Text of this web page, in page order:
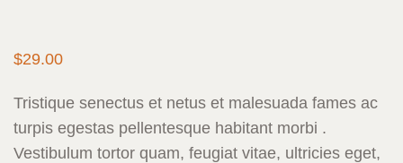
$29.00
Tristique senectus et netus et malesuada fames ac
turpis egestas pellentesque habitant morbi .
Vestibulum tortor quam, feugiat vitae, ultricies eget,